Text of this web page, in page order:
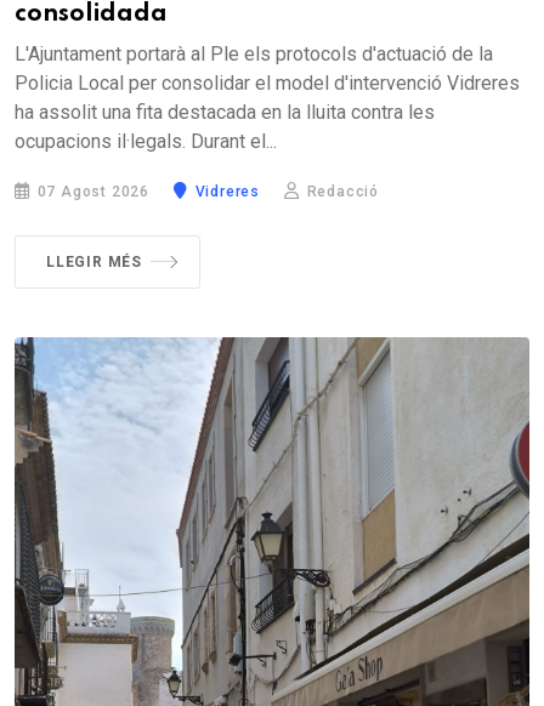
consolidada
L'Ajuntament portarà al Ple els protocols d'actuació de la
Policia Local per consolidar el model d'intervenció Vidreres
ha assolit una fita destacada en la lluita contra les
ocupacions il·legals. Durant el...
07 Agost 2026 Vidreres Redacció
LLEGIR MÉS